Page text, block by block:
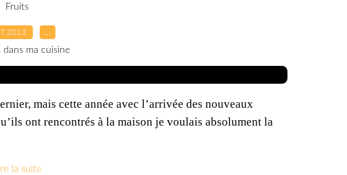
Fruits
dans ma cuisine
mais cette année avec l’arrivée des nouveaux
ont rencontrés à la maison je voulais absolument la
la suite